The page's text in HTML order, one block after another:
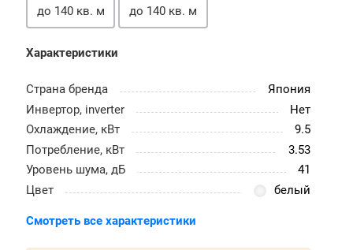
до 140 кв. м до 140 кв. м
Характеристики
Страна бренда
Япония
Инвертор, inverter
Нет
Охлаждение, кВт
9.5
Потребление, кВт
3.53
Уровень шума, дБ
41
Цвет
белый
Смотреть все характеристики